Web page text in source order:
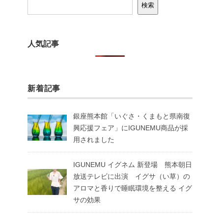
検索
人気記事
新着記事
銀座熊本館「いぐさ・くまもと県南復
興応援フェア」にIGUNEMU商品が採
用されました
IGUNEMU イグネム 新登場 熊本朝日
放送テレビに出演 イグサ（い草）の
アロマと香りで睡眠環境を整える イグ
サの効果